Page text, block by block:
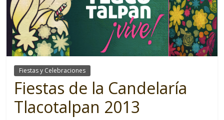
Fiestas y Celebraciones
Fiestas de la Candelaría
Tlacotalpan 2013